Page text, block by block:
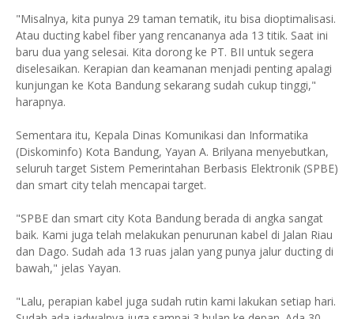
"Misalnya, kita punya 29 taman tematik, itu bisa dioptimalisasi.
Atau ducting kabel fiber yang rencananya ada 13 titik. Saat ini
baru dua yang selesai. Kita dorong ke PT. BII untuk segera
diselesaikan. Kerapian dan keamanan menjadi penting apalagi
kunjungan ke Kota Bandung sekarang sudah cukup tinggi,"
harapnya.
Sementara itu, Kepala Dinas Komunikasi dan Informatika
(Diskominfo) Kota Bandung, Yayan A. Brilyana menyebutkan,
seluruh target Sistem Pemerintahan Berbasis Elektronik (SPBE)
dan smart city telah mencapai target.
"SPBE dan smart city Kota Bandung berada di angka sangat
baik. Kami juga telah melakukan penurunan kabel di Jalan Riau
dan Dago. Sudah ada 13 ruas jalan yang punya jalur ducting di
bawah," jelas Yayan.
"Lalu, perapian kabel juga sudah rutin kami lakukan setiap hari.